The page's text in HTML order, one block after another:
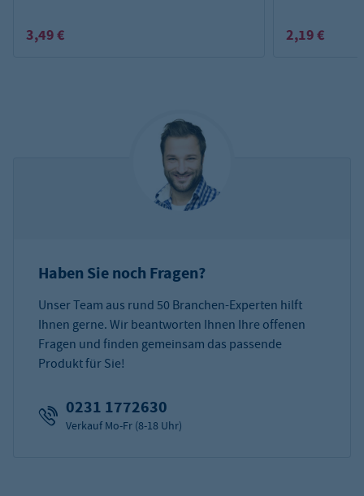
3,49 € 2,19 €
Haben Sie noch Fragen?
Unser Team aus rund 50 Branchen-Experten hilft
Ihnen gerne. Wir beantworten Ihnen Ihre offenen
Fragen und finden gemeinsam das passende
Produkt für Sie!
0231 1772630
Verkauf Mo-Fr (8-18 Uhr)